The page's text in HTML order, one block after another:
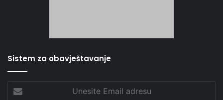
Sistem za obavještavanje
Email